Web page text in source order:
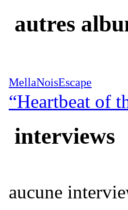
autres
MellaNoisEscape
“Heartbeat of
interviews
aucune